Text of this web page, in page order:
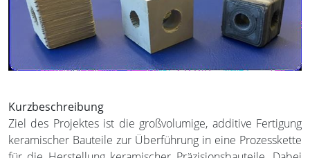
Kurzbeschreibung
Ziel des Projektes ist die großvolumige, additive Fertigung
keramischer Bauteile zur Überführung in eine Prozesskette